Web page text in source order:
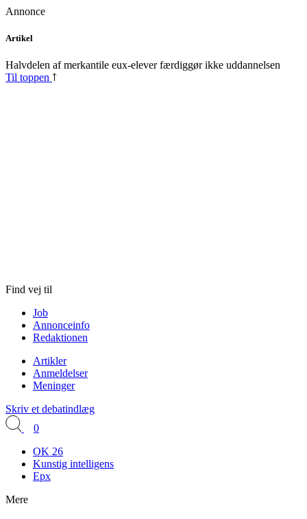
Annonce
Skip
content
Artikel
Halvdelen af merkantile eux-elever færdiggør ikke uddannelsen
Til toppen
Find vej til
Job
Annonceinfo
Redaktionen
Artikler
Anmeldelser
Meninger
Skriv et debatindlæg
0
OK 26
Kunstig intelligens
Epx
Mere